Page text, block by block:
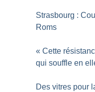
Strasbourg :
Roms
« Cette
qui souffle en
Des vitres pour